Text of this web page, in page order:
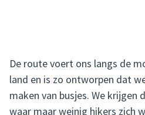
De route voert ons langs de
land en is zo ontworpen dat
maken van busjes. We krijgen
waar maar weinig hikers zich